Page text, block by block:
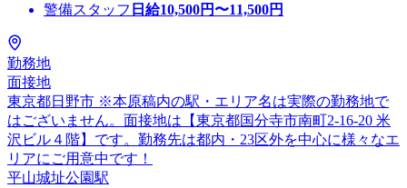
警備スタッフ 日給10,500円〜11,500円
勤務地
面接地
東京都日野市 ※本原稿内の駅・エリア名は実際の勤務地で
はございません。面接地は【東京都国分寺市南町2-16-20 米
沢ビル４階】です。勤務先は都内・23区外を中心に様々なエ
リアにご用意中です！
平山城址公園駅